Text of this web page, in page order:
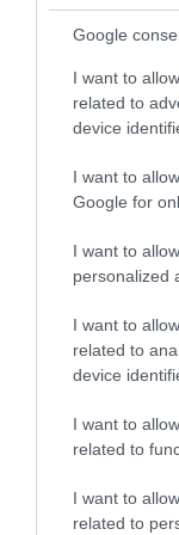
Google
I want to
related to
device
I want to
Google for
I want to
personalized
I want to
related to
device
I want to
related to
I want to
related to